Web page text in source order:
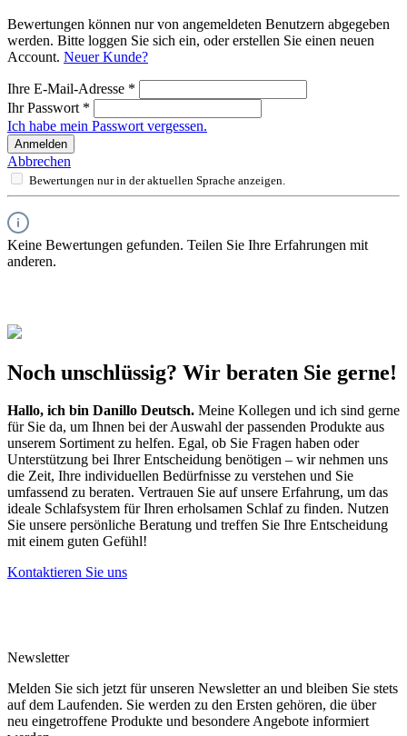
Bewertungen können nur von angemeldeten Benutzern abgegeben
werden. Bitte loggen Sie sich ein, oder erstellen Sie einen neuen
Account. Neuer Kunde?
Ihre E-Mail-Adresse *
Ihr Passwort *
Ich habe mein Passwort vergessen.
Anmelden
Abbrechen
Bewertungen nur in der aktuellen Sprache anzeigen.
Keine Bewertungen gefunden. Teilen Sie Ihre Erfahrungen mit
anderen.
Noch unschlüssig? Wir beraten Sie gerne!
Hallo, ich bin Danillo Deutsch. Meine Kollegen und ich sind gerne
für Sie da, um Ihnen bei der Auswahl der passenden Produkte aus
unserem Sortiment zu helfen. Egal, ob Sie Fragen haben oder
Unterstützung bei Ihrer Entscheidung benötigen – wir nehmen uns
die Zeit, Ihre individuellen Bedürfnisse zu verstehen und Sie
umfassend zu beraten. Vertrauen Sie auf unsere Erfahrung, um das
ideale Schlafsystem für Ihren erholsamen Schlaf zu finden. Nutzen
Sie unsere persönliche Beratung und treffen Sie Ihre Entscheidung
mit einem guten Gefühl!
Kontaktieren Sie uns
Newsletter
Melden Sie sich jetzt für unseren Newsletter an und bleiben Sie stets
auf dem Laufenden. Sie werden zu den Ersten gehören, die über
neu eingetroffene Produkte und besondere Angebote informiert